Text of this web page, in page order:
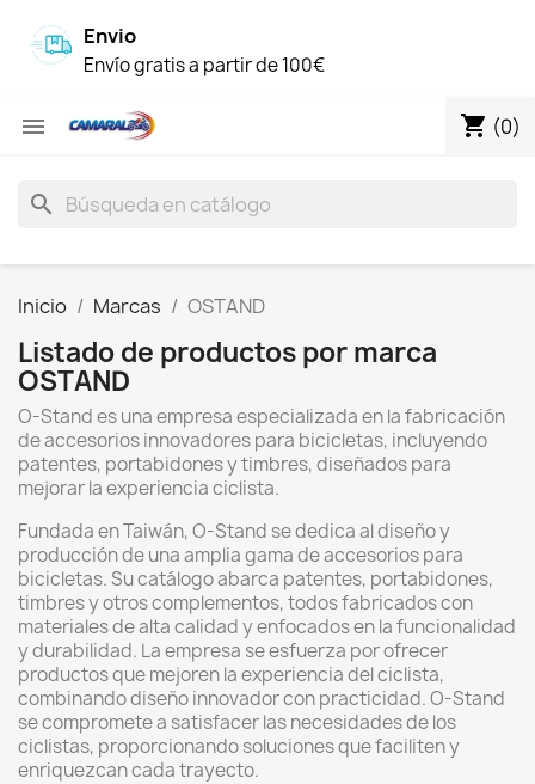
Envio
Envío gratis a partir de 100€
 shopping_cart (0)
search
Inicio Marcas OSTAND
Listado de productos por marca
OSTAND
O-Stand es una empresa especializada en la fabricación
de accesorios innovadores para bicicletas, incluyendo
patentes, portabidones y timbres, diseñados para
mejorar la experiencia ciclista.
Fundada en Taiwán, O-Stand se dedica al diseño y
producción de una amplia gama de accesorios para
bicicletas.Su catálogo abarca patentes, portabidones,
timbres y otros complementos, todos fabricados con
materiales de alta calidad y enfocados en la funcionalidad
y durabilidad. La empresa se esfuerza por ofrecer
productos que mejoren la experiencia del ciclista,
combinando diseño innovador con practicidad.O-Stand
se compromete a satisfacer las necesidades de los
ciclistas, proporcionando soluciones que faciliten y
enriquezcan cada trayecto.